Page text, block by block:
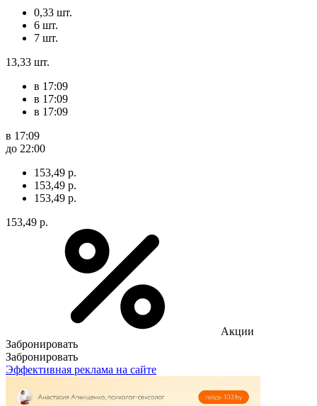
0,33 шт.
6 шт.
7 шт.
13,33 шт.
в 17:09
в 17:09
в 17:09
в 17:09
до 22:00
153,49 р.
153,49 р.
153,49 р.
153,49 р.
Акции
Забронировать
Забронировать
Эффективная реклама на сайте